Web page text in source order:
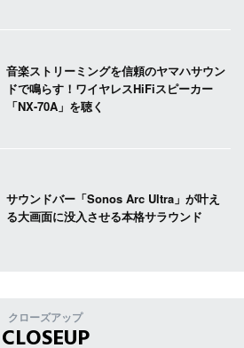
音楽ストリーミングを信頼のヤマハサウン
ドで鳴らす！ワイヤレスHiFiスピーカー
「NX-70A」を聴く
サウンドバー「Sonos Arc Ultra」が叶え
る大画面に没入させる本格サラウンド
クローズアップ
CLOSEUP